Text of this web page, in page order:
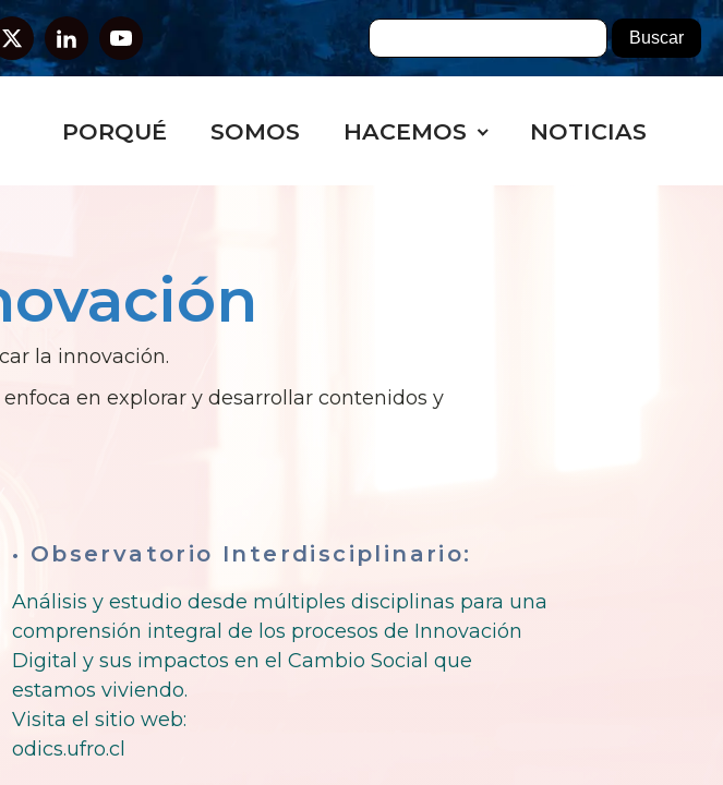
PORQUÉ SOMOS HACEMOS NOTICIAS
la innovación.
en explorar y desarrollar contenidos y
• Observatorio Interdisciplinario:
Análisis y estudio desde múltiples disciplinas para una
comprensión integral de los procesos de Innovación
Digital y sus impactos en el Cambio Social que
estamos viviendo.
Visita el sitio web:
odics.ufro.cl